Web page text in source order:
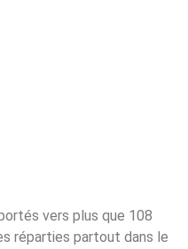
vers plus que 108
réparties partout dans le